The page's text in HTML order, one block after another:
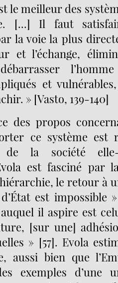
le meilleur des
[...] Il faut
la voie la plus
et l’échange,
et
» [Vasto, 139-140]
des propos
ce système est
de la société
est fasciné par
hiérarchie, le retour à
est impossible
auquel il aspire est
[sur une]
» [57]. Evola
aussi bien que
exemples d’une